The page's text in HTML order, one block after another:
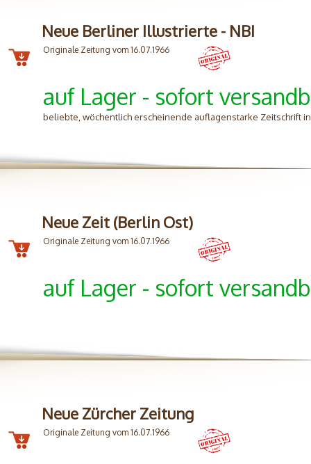
Neue Berliner Illustrierte - NBI
Originale Zeitung vom 16.07.1966
auf Lager - sofort
beliebte, wöchentlich erscheinende auflagenstarke Zeitschrift
Neue Zeit (Berlin Ost)
Originale Zeitung vom 16.07.1966
auf Lager - sofort
Neue Zürcher Zeitung
Originale Zeitung vom 16.07.1966